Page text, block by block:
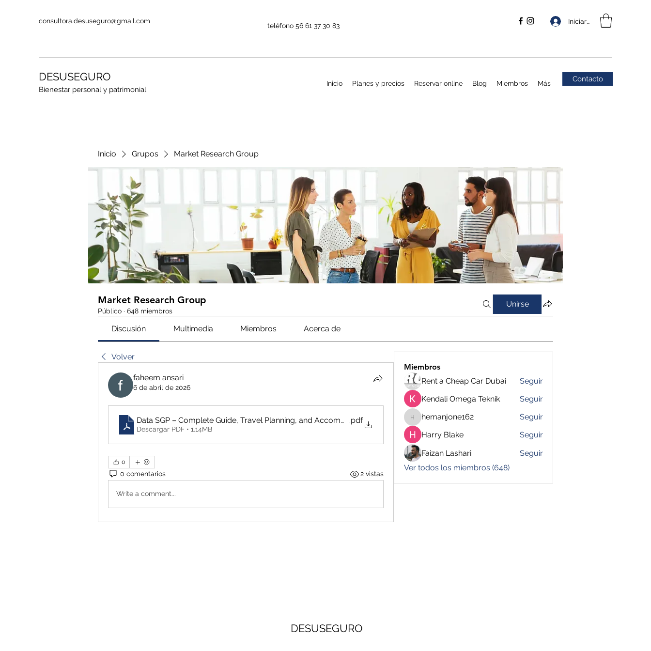
consultora.desuseguro@gmail.com Iniciar sesión
teléfono 56 61 37 30 83
DESUSEGURO
Bienestar personal y patrimonial
Inicio Planes y precios Reservar online Blog Miembros Más Contacto
Inicio Grupos Market Research Group
Market Research Group
Público · 648 miembros
Unirse
Discusión Multimedia Miembros Acerca de
Volver
faheem ansari
6 de abril de 2026
Data SGP – Complete Guide, Travel Planning, and Accommodation Booking Tips
.pdf
Descargar PDF • 1.14MB
0
0 comentarios 2 vistas
Write a comment...
Miembros
Rent a Cheap Car Dubai
Seguir
Kendali Omega Teknik
Seguir
hemanjone162
hemanjone162
Seguir
Harry Blake
Seguir
Faizan Lashari
Seguir
Ver todos los miembros (648)
DESUSEGURO